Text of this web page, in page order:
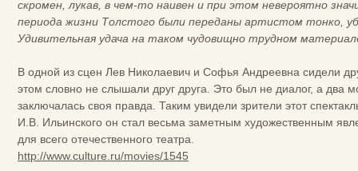
скромен, лукав, в чем-то наивен и при этом невероятно
периода жизни Толстого были переданы артистом тонко,
Удивительная удача на таком чудовищно трудном
В одной из сцен Лев Николаевич и Софья Андреевна сидели
этом словно не слышали друг друга. Это был не диалог, а два
заключалась своя правда. Таким увидели зрители этот
И.В. Ильинского он стал весьма заметным художественным
для всего отечественного театра.
http://www.culture.ru/movies/1545